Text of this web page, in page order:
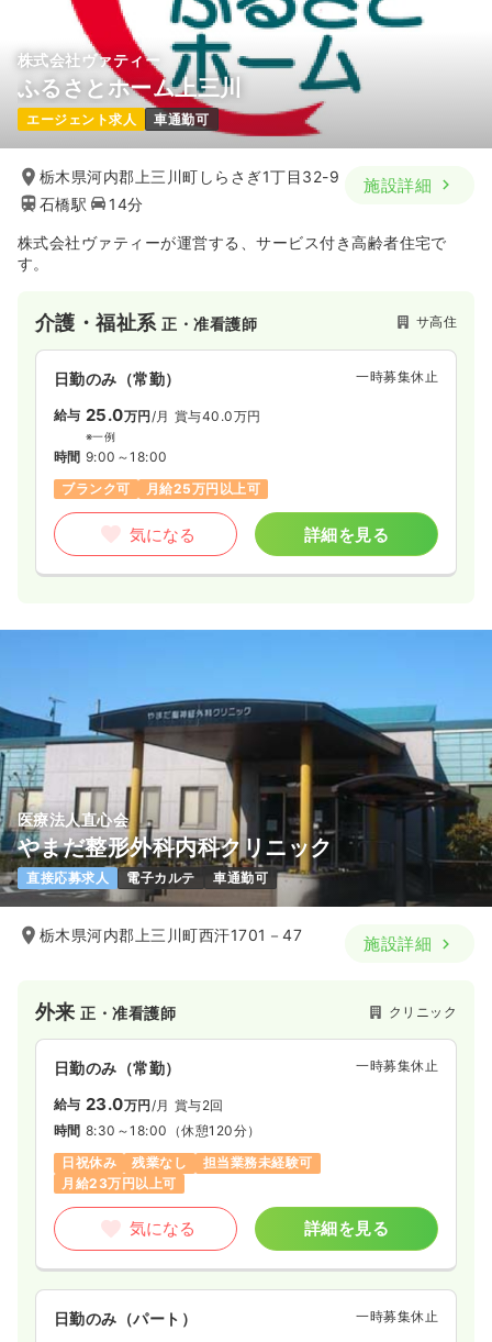
株式会社ヴァティー
ふるさとホーム上三川
エージェント求人 車通勤可
栃木県河内郡上三川町しらさぎ1丁目32-9
石橋駅
14分
施設詳細
株式会社ヴァティーが運営する、サービス付き高齢者住宅で
す。
介護・福祉系正・准看護師 サ高住
日勤のみ（常勤） 一時募集休止
給与 25.0万円 /月 賞与40.0万円
※一例
時間 9:00～18:00
ブランク可
月給25万円以上可
気になる 詳細を見る
医療法人直心会
やまだ整形外科内科クリニック
直接応募求人 電子カルテ 車通勤可
栃木県河内郡上三川町西汗1701－47 施設詳細
外来正・准看護師 クリニック
日勤のみ（常勤） 一時募集休止
給与 23.0万円/月 賞与2回
時間 8:30～18:00 （休憩120分）
日祝休み
残業なし
担当業務未経験可
月給23万円以上可
気になる 詳細を見る
日勤のみ（パート） 一時募集休止